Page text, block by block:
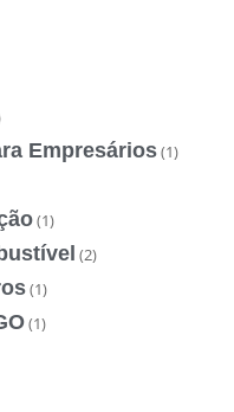
Empresários(1)
(1)
(2)
(1)
(1)